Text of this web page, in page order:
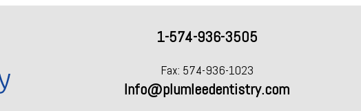
1-574-936-3505
Fax: 574-936-1023
Info@plumleedentistry.com